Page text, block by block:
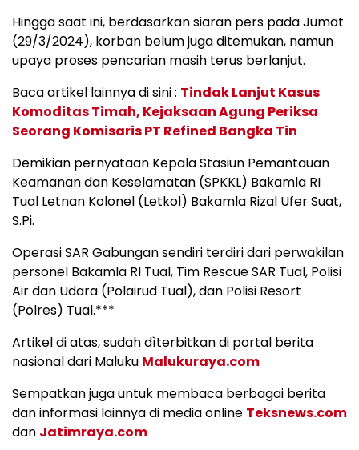
Hingga saat ini, berdasarkan siaran pers pada Jumat
(29/3/2024), korban belum juga ditemukan, namun
upaya proses pencarian masih terus berlanjut.
Baca artikel lainnya di sini : Tindak Lanjut Kasus
Komoditas Timah, Kejaksaan Agung Periksa
Seorang Komisaris PT Refined Bangka Tin
Demikian pernyataan Kepala Stasiun Pemantauan
Keamanan dan Keselamatan (SPKKL) Bakamla RI
Tual Letnan Kolonel (Letkol) Bakamla Rizal Ufer Suat,
S.Pi.
Operasi SAR Gabungan sendiri terdiri dari perwakilan
personel Bakamla RI Tual, Tim Rescue SAR Tual, Polisi
Air dan Udara (Polairud Tual), dan Polisi Resort
(Polres) Tual.***
Artikel di atas, sudah dìterbitkan di portal berita
nasional dari Maluku Malukuraya.com
Sempatkan juga untuk membaca berbagai berita
dan informasi lainnya di media online Teksnews.com
dan Jatimraya.com